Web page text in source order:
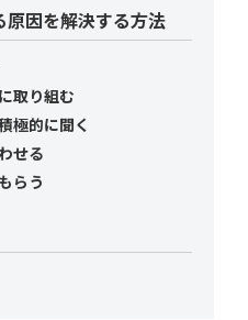
因を解決する方法
取り組む
極的に聞く
せる
らう